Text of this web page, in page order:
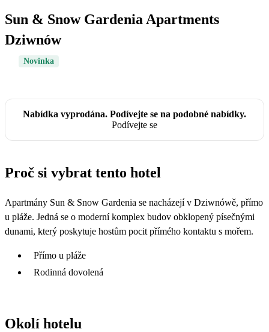
Sun & Snow Gardenia Apartments
Dziwnów
Novinka
Nabídka vyprodána. Podívejte se na podobné nabídky.
Podívejte se
Proč si vybrat tento hotel
Apartmány Sun & Snow Gardenia se nacházejí v Dziwnówě, přímo
u pláže. Jedná se o moderní komplex budov obklopený písečnými
dunami, který poskytuje hostům pocit přímého kontaktu s mořem.
Přímo u pláže
Rodinná dovolená
Okolí hotelu